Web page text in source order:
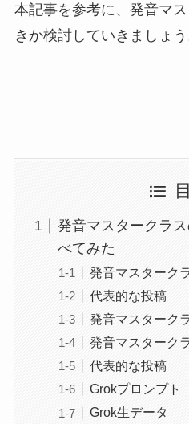
本記事を参考に、発音マ
きか検討していきましょう
発音マスタークラ
べてみた
発音マスターク
代表的な投稿
発音マスターク
発音マスターク
代表的な投稿
Grokプロンプト
Grok生データ